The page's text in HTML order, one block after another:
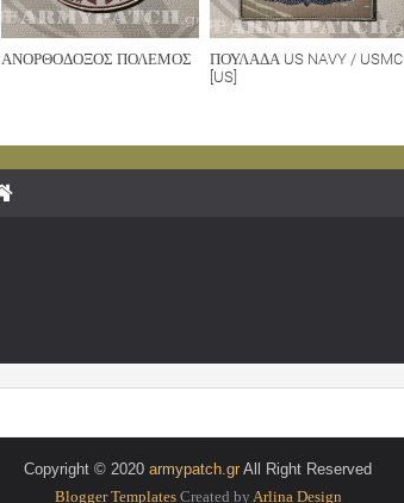
ΑΝΟΡΘΟΔΟΞΟΣ ΠΟΛΕΜΟΣ
ΠΟΥΛΑΔΑ US NAVY / USMC
[US]
Copyright © 2020 armypatch.gr All Right Reserved
Blogger TemplatesCreated by Arlina Design